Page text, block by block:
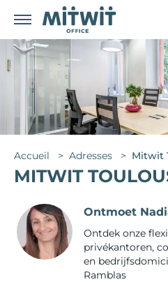
Accueil > Adresses > Mitwit
MITWIT
Ontmoet
Ontdek onze
privékantoren,
en
Ramblas